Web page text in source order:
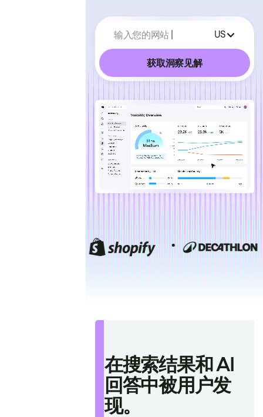
输入您的网站 US
获取洞察见解
在搜索结果和 AI
回答中被用户发
现。